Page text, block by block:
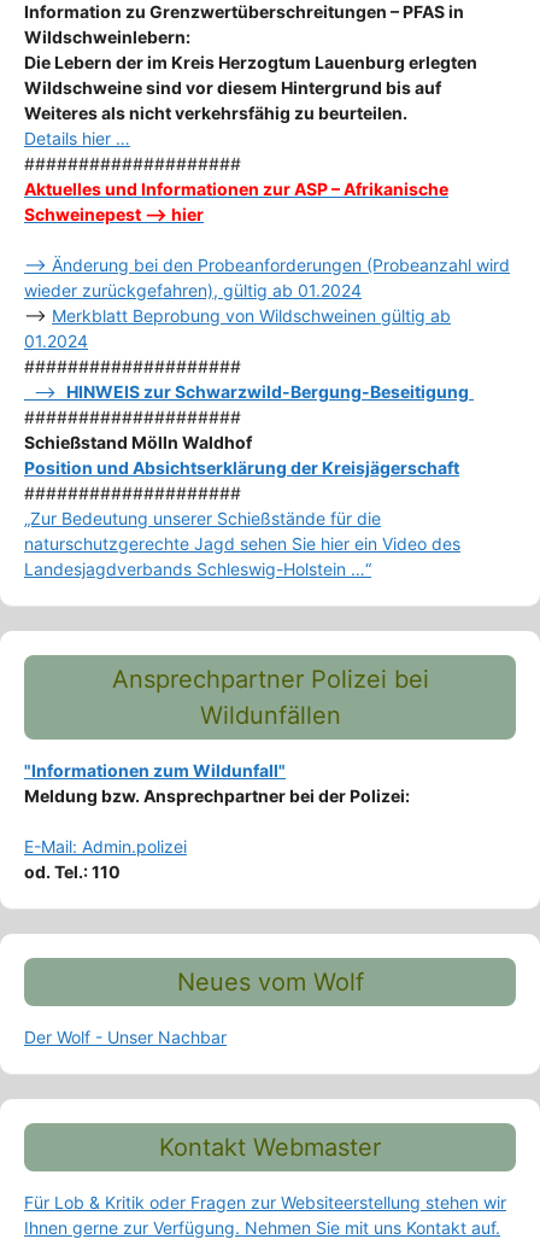
Information zu Grenzwertüberschreitungen – PFAS in
Wildschweinlebern:
Die Lebern der im Kreis Herzogtum Lauenburg erlegten
Wildschweine sind vor diesem Hintergrund bis auf
Weiteres als nicht verkehrsfähig zu beurteilen.
Details hier …
####################
Aktuelles und Informationen zur ASP – Afrikanische
Schweinepest –> hier
–> Änderung bei den Probeanforderungen (Probeanzahl wird
wieder zurückgefahren), gültig ab 01.2024
–> Merkblatt Beprobung von Wildschweinen gültig ab
01.2024
####################
–> HINWEIS zur Schwarzwild-Bergung-Beseitigung
####################
Schießstand Mölln Waldhof
Position und Absichtserklärung der Kreisjägerschaft
####################
„Zur Bedeutung unserer Schießstände für die
naturschutzgerechte Jagd sehen Sie hier ein Video des
Landesjagdverbands Schleswig-Holstein …“
Ansprechpartner Polizei bei
Wildunfällen
"Informationen zum Wildunfall"
Meldung bzw. Ansprechpartner bei der Polizei:
E-Mail: Admin.polizei
od. Tel.: 110
Neues vom Wolf
Der Wolf - Unser Nachbar
Kontakt Webmaster
Für Lob & Kritik oder Fragen zur Websiteerstellung stehen wir
Ihnen gerne zur Verfügung. Nehmen Sie mit uns Kontakt auf.